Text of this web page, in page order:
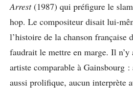
Arrest(1987) qui préfigure le
hop. Le compositeur disait lui-
l’histoire de la chanson française
faudrait le mettre en marge. Il n’y
artiste comparable à Gainsbourg
aussi prolifique, aucun interprète